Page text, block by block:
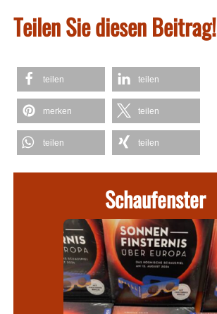
Teilen Sie diesen Beitrag!
teilen teilen
merken teilen
teilen teilen
Schaufenster